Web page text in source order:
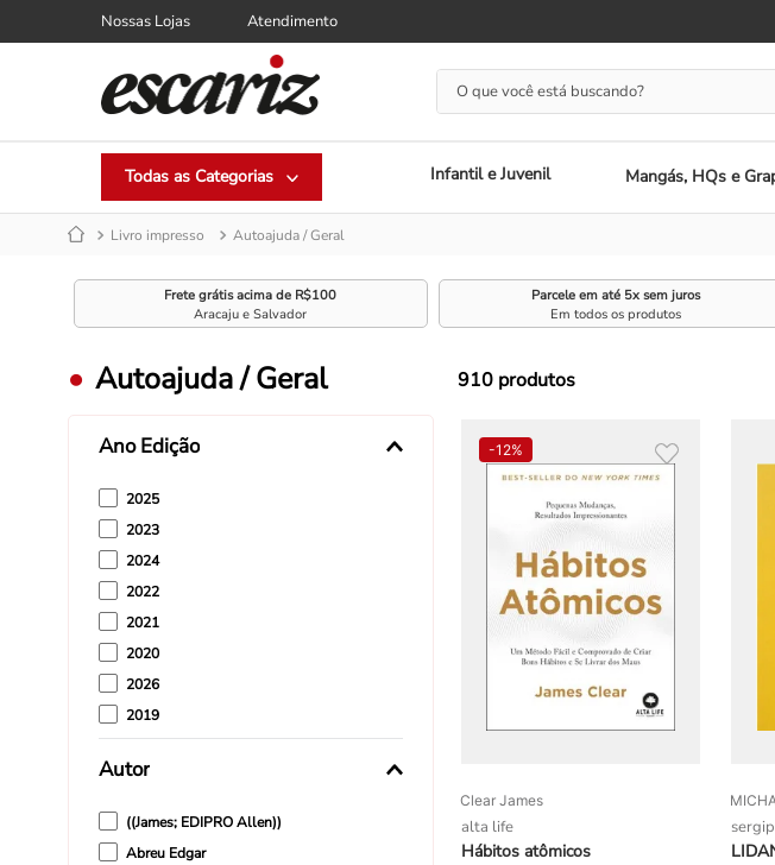
Nossas Lojas Atendimento
O que você está buscando?
Infantil e Juvenil Mangás, HQs e
Livro impresso Autoajuda / Geral
Frete grátis acima de R$100
Aracaju e Salvador
Parcele em até 5x sem juros
Em todos os produtos
Autoajuda / Geral
Ano Edição
2025
2023
2024
2022
2021
2020
2026
2019
2017
Autor
((James; EDIPRO Allen))
Abreu Edgar
910 produtos
-12%
Clear James
alta life
Hábitos atômicos